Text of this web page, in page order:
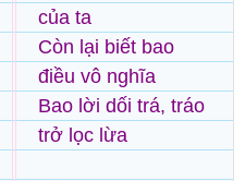
của ta
Còn lại biết bao
điều vô nghĩa
Bao lời dối trá, tráo
trở lọc lừa